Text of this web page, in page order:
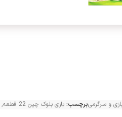
و سرگرمیبرچسب: بازی بلوک چین 22 قطعه ,